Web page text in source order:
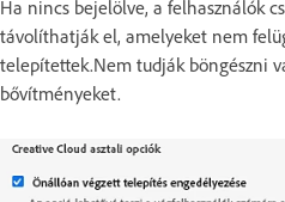
Ha nincs bejelölve, a felhasználók
távolíthatják el, amelyeket nem
telepítettek.Nem tudják böngészni
bővítményeket.